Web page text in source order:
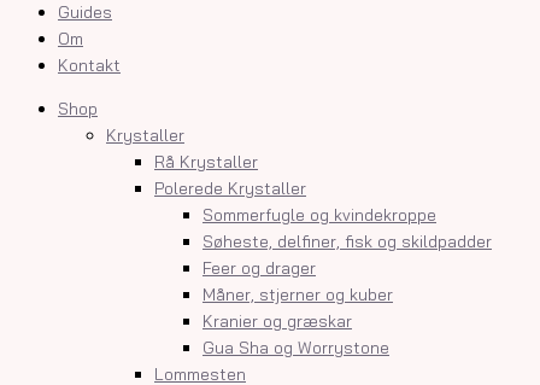
Guides
Om
Kontakt
Shop
Krystaller
Rå Krystaller
Polerede Krystaller
Sommerfugle og kvindekroppe
Søheste, delfiner, fisk og skildpadder
Feer og drager
Måner, stjerner og kuber
Kranier og græskar
Gua Sha og Worrystone
Lommesten